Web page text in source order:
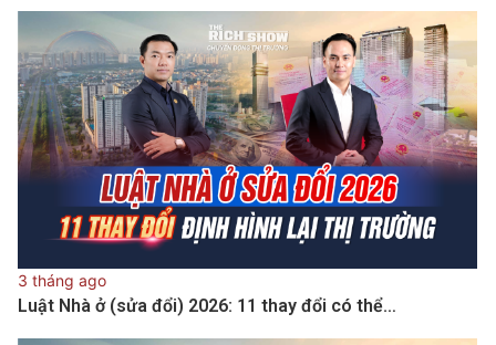
3 tháng ago
Luật Nhà ở (sửa đổi) 2026: 11 thay đổi có thể…